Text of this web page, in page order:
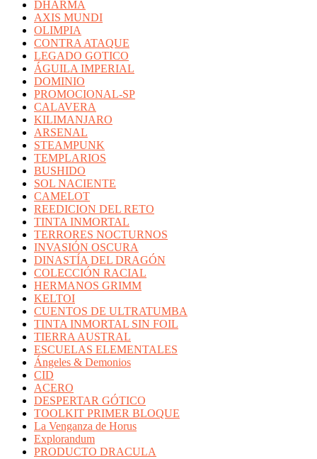
DHARMA
AXIS MUNDI
OLIMPIA
CONTRA ATAQUE
LEGADO GOTICO
ÁGUILA IMPERIAL
DOMINIO
PROMOCIONAL-SP
CALAVERA
KILIMANJARO
ARSENAL
STEAMPUNK
TEMPLARIOS
BUSHIDO
SOL NACIENTE
CAMELOT
REEDICION DEL RETO
TINTA INMORTAL
TERRORES NOCTURNOS
INVASIÓN OSCURA
DINASTÍA DEL DRAGÓN
COLECCIÓN RACIAL
HERMANOS GRIMM
KELTOI
CUENTOS DE ULTRATUMBA
TINTA INMORTAL SIN FOIL
TIERRA AUSTRAL
ESCUELAS ELEMENTALES
Ángeles & Demonios
CID
ACERO
DESPERTAR GÓTICO
TOOLKIT PRIMER BLOQUE
La Venganza de Horus
Explorandum
PRODUCTO DRACULA